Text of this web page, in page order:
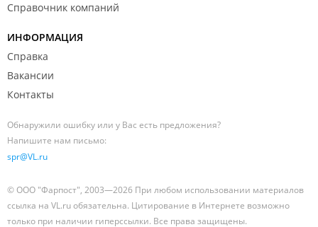
Справочник компаний
ИНФОРМАЦИЯ
Справка
Вакансии
Контакты
Обнаружили ошибку или у Вас есть предложения?
Напишите нам письмо:
spr@VL.ru
© ООО "Фарпост", 2003—2026 При любом использовании материалов
ссылка на VL.ru обязательна. Цитирование в Интернете возможно
только при наличии гиперссылки. Все права защищены.